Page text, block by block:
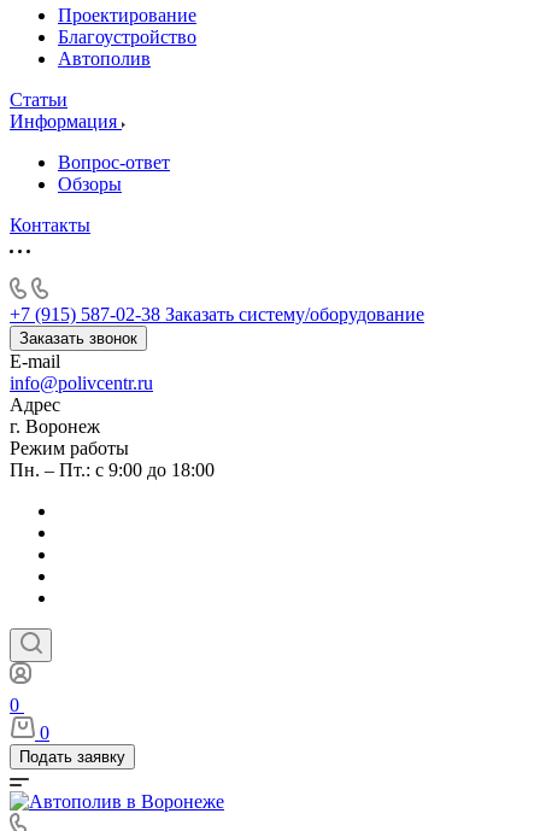
Проектирование
Благоустройство
Автополив
Статьи
Информация
Вопрос-ответ
Обзоры
Контакты
+7 (915) 587-02-38 Заказать систему/оборудование
Заказать звонок
E-mail
info@polivcentr.ru
Адрес
г. Воронеж
Режим работы
Пн. – Пт.: с 9:00 до 18:00
0
0
Подать заявку